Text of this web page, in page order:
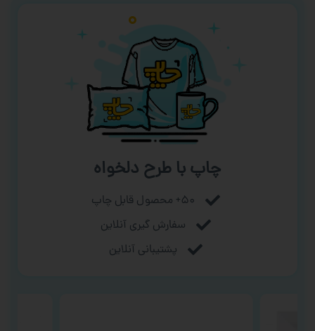
چاپ با طرح دلخواه
۵۰+ محصول قابل چاپ
سفارش گیری آنلاین
پشتیبانی آنلاین